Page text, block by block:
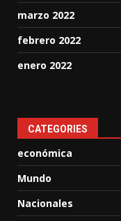
marzo 2022
febrero 2022
enero 2022
CATEGORIES
económica
Mundo
Nacionales